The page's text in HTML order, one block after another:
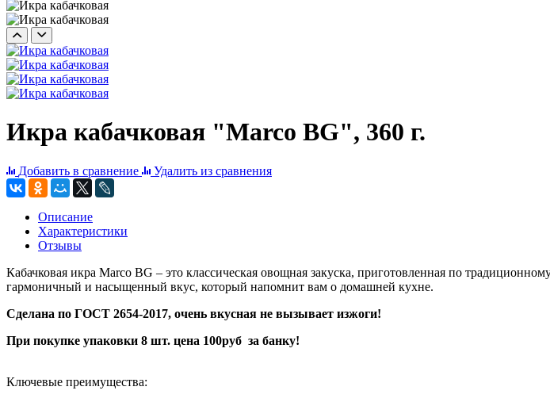
Икра кабачковая "Marco BG", 360 г.
Добавить в сравнение Удалить из сравнения
Описание
Характеристики
Отзывы
Кабачковая икра Marco BG – это классическая овощная закуска, приготовленная по
гармоничный и насыщенный вкус, который напомнит вам о домашней кухне.
Сделана по ГОСТ 2654-2017, очень вкусная не вызывает изжоги!
При покупке упаковки 8 шт. цена 100руб за банку!
Ключевые преимущества: